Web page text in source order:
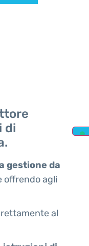
di
gestione da
offrendo agli
al